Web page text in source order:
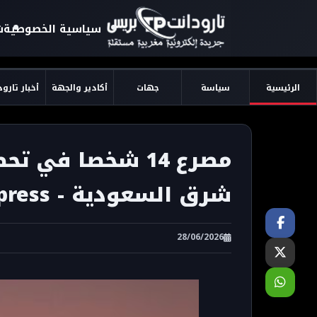
سياسية الخصوصية
الرئيسية سياسة جهات أكادير والجهة أخبار
مصرع 14 شخصا
شرق السعودية - taroudant press
28/06/2026